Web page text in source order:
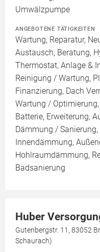
Umwälzpumpe
ANGEBOTENE TÄTIGKEITEN
Wartung, Reparatur,
Austausch, Beratung,
Thermostat, Anlage &
Reinigung / Wartung,
Finanzierung, Dach
Wartung /
Batterie, Erweiterung,
Dämmung /
Innendämmung,
Hohlraumdämmung,
Badsanierung
Huber
Gutenbergstr. 11, 83052
Schaurach)